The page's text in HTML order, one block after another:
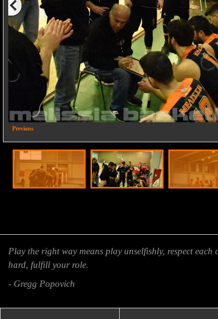
2/23
Previous
Play the right way means play unselfishly, respect each
hard, fulfill your role.
- Gregg Popovich